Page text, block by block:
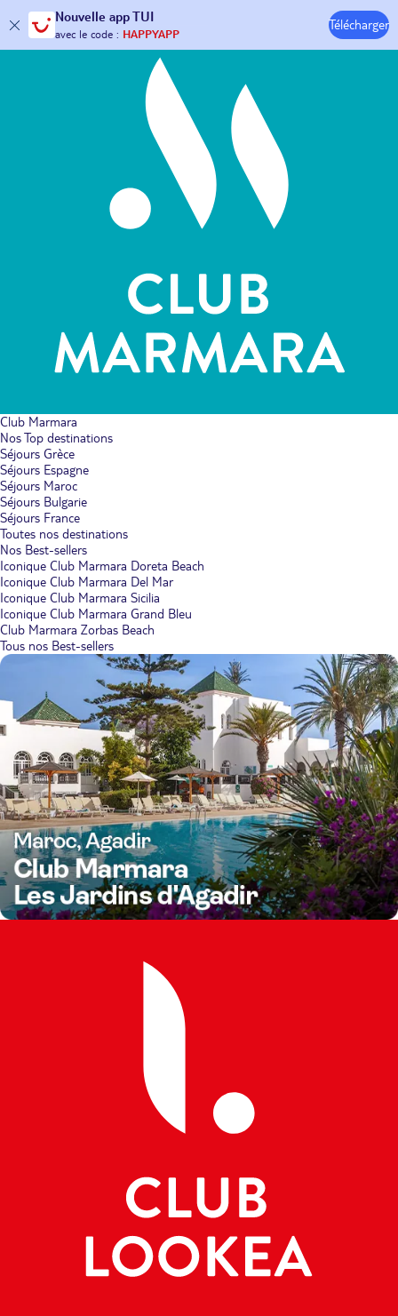
Nouvelle app TUI
30€ offerts*sur votrevoyage !
avec le code :HAPPYAPP
Télécharger
Hôtels & Clubs
Club Marmara
Nos Top destinations
Séjours Grèce
Séjours Espagne
Séjours Maroc
Séjours Bulgarie
Séjours France
Toutes nos destinations
Nos Best-sellers
Iconique Club Marmara Doreta Beach
Iconique Club Marmara Del Mar
Iconique Club Marmara Sicilia
Iconique Club Marmara Grand Bleu
Club Marmara Zorbas Beach
Tous nos Best-sellers